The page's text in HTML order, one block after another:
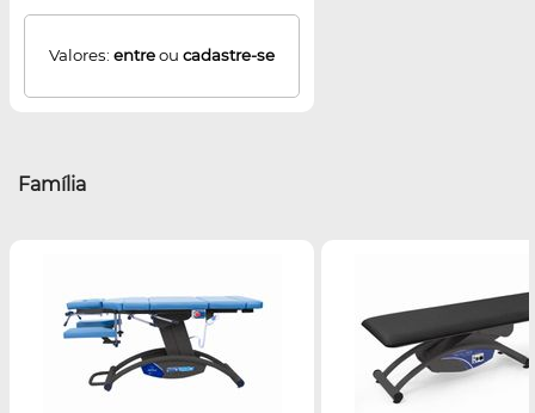
Valores: entreou cadastre-se
Família